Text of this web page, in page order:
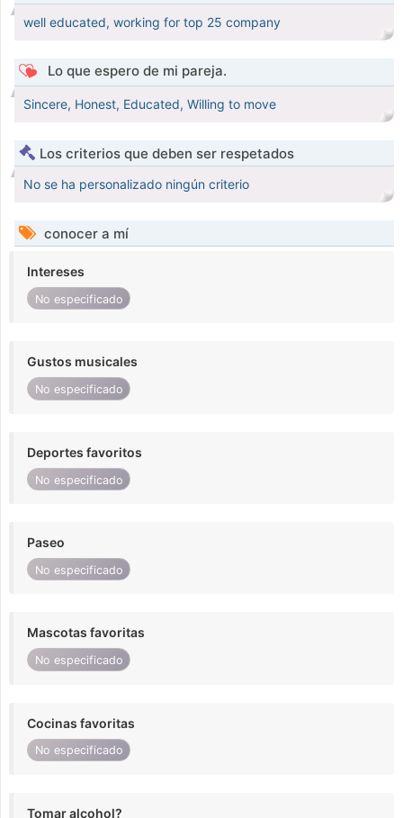
well educated, working for top 25 company
Lo que espero de mi pareja.
Sincere, Honest, Educated, Willing to move
Los criterios que deben ser respetados
No se ha personalizado ningún criterio
conocer a mí
Intereses
No especificado
Gustos musicales
No especificado
Deportes favoritos
No especificado
Paseo
No especificado
Mascotas favoritas
No especificado
Cocinas favoritas
No especificado
Tomar alcohol?